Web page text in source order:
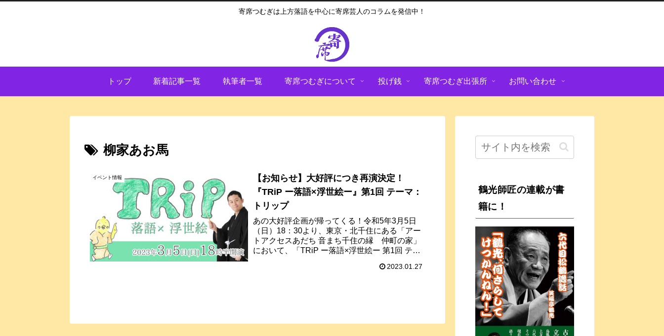
寄席つむぎは上方落語を中心に寄席芸人のコラムを発信中！
トップ 新着記事一覧 執筆者一覧 寄席つむぎについて 投げ銭 寄席つむぎ出張所 お問い合わせ
柳家あお馬
イベント情報
【お知らせ】大好評につき再演決定！
『TRiP ー落語×浮世絵ー』第1回 テーマ：
トリップ
あの大好評企画が帰ってくる！令和5年3月5日
（日）18：30より、東京・北千住にある「アー
トアクセスあだち 音まち千住の縁 仲町の家」
において、「TRiP ー落語×浮世絵ー 第1回 テー
2023.01.27
鶴光師匠の連載が書
籍に！